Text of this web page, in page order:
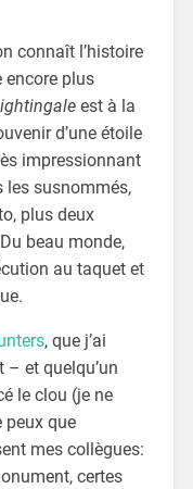
connaît l’histoire
encore plus
est à la
d’une étoile
impressionnant
les susnommés,
plus deux
beau monde,
au taquet et
, que j’ai
– et quelqu’un
le clou (je ne
peux que
mes collègues:
certes